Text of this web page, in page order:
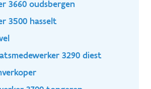
3660 oudsbergen
3500 hasselt
3290 diest